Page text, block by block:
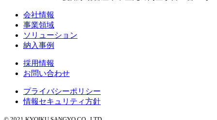
会社情報
事業領域
ソリューション
納入事例
採用情報
お問い合わせ
プライバシーポリシー
情報セキュリティ方針